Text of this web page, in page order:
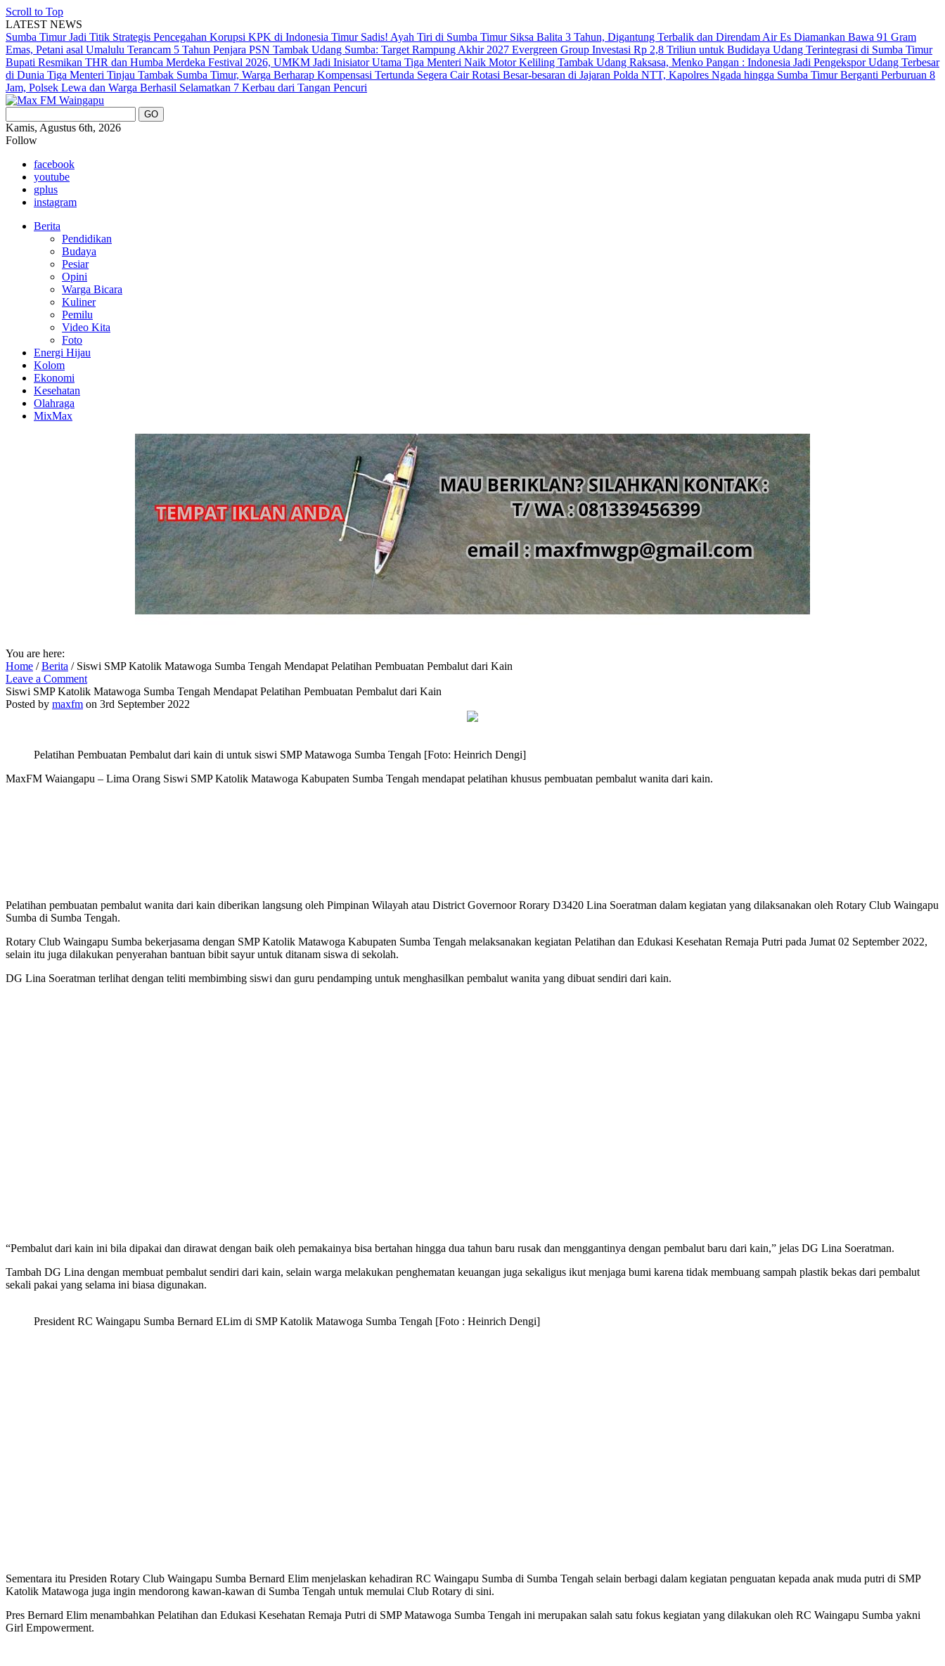
Scroll to Top
LATEST NEWS
Sumba Timur Jadi Titik Strategis Pencegahan Korupsi KPK di Indonesia Timur Sadis! Ayah Tiri di Sumba Timur Siksa Balita 3 Tahun, Digantung Terbalik dan Direndam Air Es Diamankan Bawa 91 Gram
Emas, Petani asal Umalulu Terancam 5 Tahun Penjara PSN Tambak Udang Sumba: Target Rampung Akhir 2027 Evergreen Group Investasi Rp 2,8 Triliun untuk Budidaya Udang Terintegrasi di Sumba Timur
Bupati Resmikan THR dan Humba Merdeka Festival 2026, UMKM Jadi Inisiator Utama Tiga Menteri Naik Motor Keliling Tambak Udang Raksasa, Menko Pangan : Indonesia Jadi Pengekspor Udang Terbesar
di Dunia Tiga Menteri Tinjau Tambak Sumba Timur, Warga Berharap Kompensasi Tertunda Segera CairRotasi Besar-besaran di Jajaran Polda NTT, Kapolres Ngada hingga Sumba Timur Berganti Perburuan 8
Jam, Polsek Lewa dan Warga Berhasil Selamatkan 7 Kerbau dari Tangan Pencuri
Kamis, Agustus 6th, 2026
Follow
facebook
youtube
gplus
instagram
Berita
Pendidikan
Budaya
Pesiar
Opini
Warga Bicara
Kuliner
Pemilu
Video Kita
Foto
Energi Hijau
Kolom
Ekonomi
Kesehatan
Olahraga
MixMax
You are here:
Home /Berita / Siswi SMP Katolik Matawoga Sumba Tengah Mendapat Pelatihan Pembuatan Pembalut dari Kain
Leave a Comment
Siswi SMP Katolik Matawoga Sumba Tengah Mendapat Pelatihan Pembuatan Pembalut dari Kain
Posted by maxfm on 3rd September 2022
Pelatihan Pembuatan Pembalut dari kain di untuk siswi SMP Matawoga Sumba Tengah [Foto: Heinrich Dengi]
MaxFM Waiangapu – Lima Orang Siswi SMP Katolik Matawoga Kabupaten Sumba Tengah mendapat pelatihan khusus pembuatan pembalut wanita dari kain.
Pelatihan pembuatan pembalut wanita dari kain diberikan langsung oleh Pimpinan Wilayah atau District Governoor Rorary D3420 Lina Soeratman dalam kegiatan yang dilaksanakan oleh Rotary Club Waingapu
Sumba di Sumba Tengah.
Rotary Club Waingapu Sumba bekerjasama dengan SMP Katolik Matawoga Kabupaten Sumba Tengah melaksanakan kegiatan Pelatihan dan Edukasi Kesehatan Remaja Putri pada Jumat 02 September 2022,
selain itu juga dilakukan penyerahan bantuan bibit sayur untuk ditanam siswa di sekolah.
DG Lina Soeratman terlihat dengan teliti membimbing siswi dan guru pendamping untuk menghasilkan pembalut wanita yang dibuat sendiri dari kain.
“Pembalut dari kain ini bila dipakai dan dirawat dengan baik oleh pemakainya bisa bertahan hingga dua tahun baru rusak dan menggantinya dengan pembalut baru dari kain,” jelas DG Lina Soeratman.
Tambah DG Lina dengan membuat pembalut sendiri dari kain, selain warga melakukan penghematan keuangan juga sekaligus ikut menjaga bumi karena tidak membuang sampah plastik bekas dari pembalut
sekali pakai yang selama ini biasa digunakan.
President RC Waingapu Sumba Bernard ELim di SMP Katolik Matawoga Sumba Tengah [Foto : Heinrich Dengi]
Sementara itu Presiden Rotary Club Waingapu Sumba Bernard Elim menjelaskan kehadiran RC Waingapu Sumba di Sumba Tengah selain berbagi dalam kegiatan penguatan kepada anak muda putri di SMP
Katolik Matawoga juga ingin mendorong kawan-kawan di Sumba Tengah untuk memulai Club Rotary di sini.
Pres Bernard Elim menambahkan Pelatihan dan Edukasi Kesehatan Remaja Putri di SMP Matawoga Sumba Tengah ini merupakan salah satu fokus kegiatan yang dilakukan oleh RC Waingapu Sumba yakni
Girl Empowerment.